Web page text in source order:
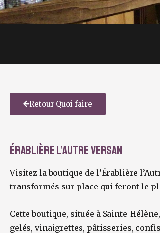
Retour Quoi faire
Érablière l’Autre Versan
Visitez la boutique de l’Érablière
transformés sur place qui feront le
Cette boutique, située à Sainte-
gelés, vinaigrettes, pâtisseries,